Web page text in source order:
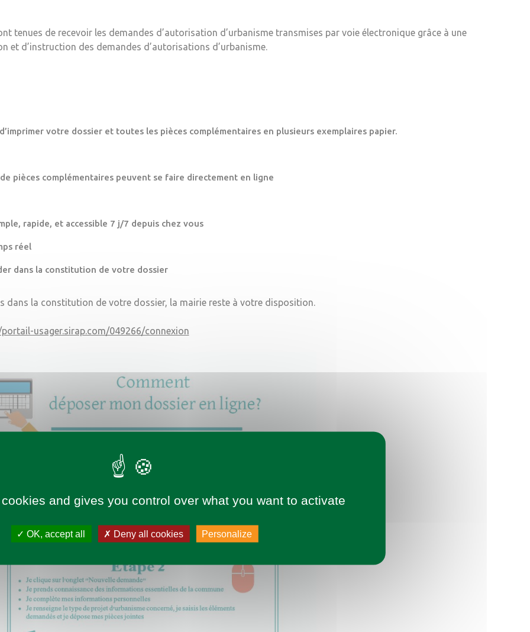
tenues de recevoir les demandes d’autorisation d’urbanisme transmises par voie électronique grâce à une
et d’instruction des demandes d’autorisations d’urbanisme.
votre dossier et toutes les pièces complémentaires en plusieurs exemplaires papier.
pièces complémentaires peuvent se faire directement en ligne
rapide, et accessible 7 j/7 depuis chez vous
réel
dans la constitution de votre dossier
dans la constitution de votre dossier, la mairie reste à votre disposition.
usager.sirap.com/049266/connexion
and gives you control over what you want to activate
OK, accept all Deny all cookies Personalize